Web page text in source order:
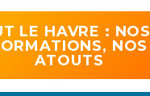
LE HAVRE : NOS
NOS
ATOUTS